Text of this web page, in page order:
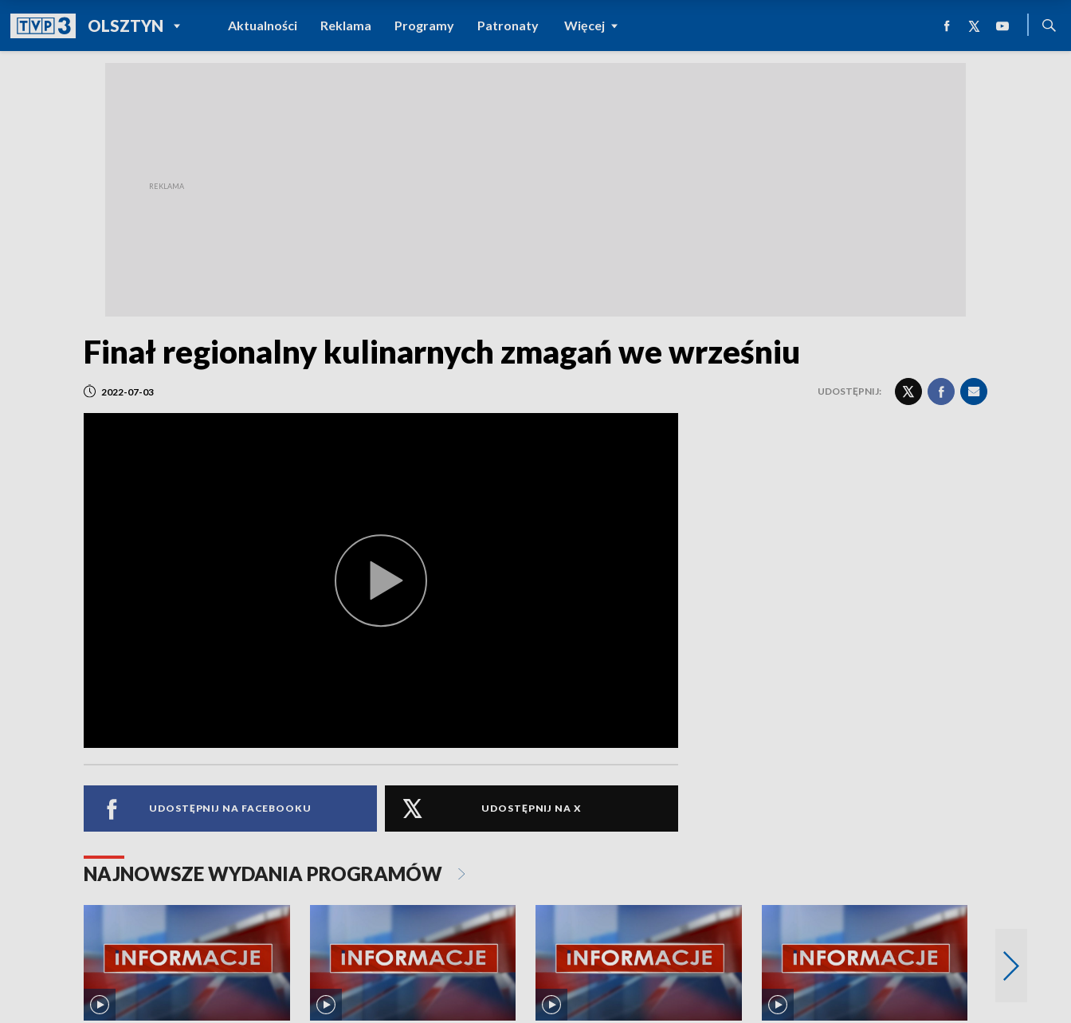
OLSZTYNPOWRÓT DO
TVP REGIONY
Aktualności Reklama Programy Patronaty Więcej
Finał regionalny kulinarnych zmagań we wrześniu
2022-07-03 UDOSTĘPNIJ:
UDOSTĘPNIJ NA FACEBOOKU UDOSTĘPNIJ NA X
NAJNOWSZE WYDANIA PROGRAMÓW